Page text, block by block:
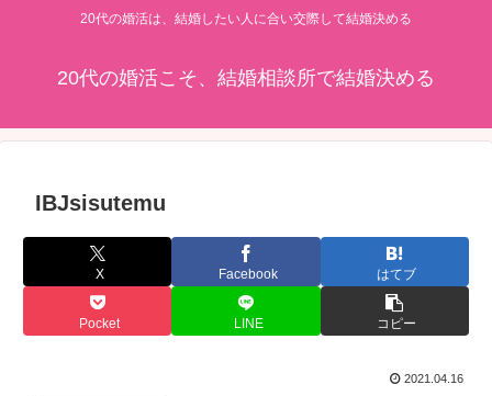
20代の婚活は、結婚したい人に合い交際して結婚決める
20代の婚活こそ、結婚相談所で結婚決める
IBJsisutemu
X Facebook はてブ
Pocket LINE コピー
2021.04.16